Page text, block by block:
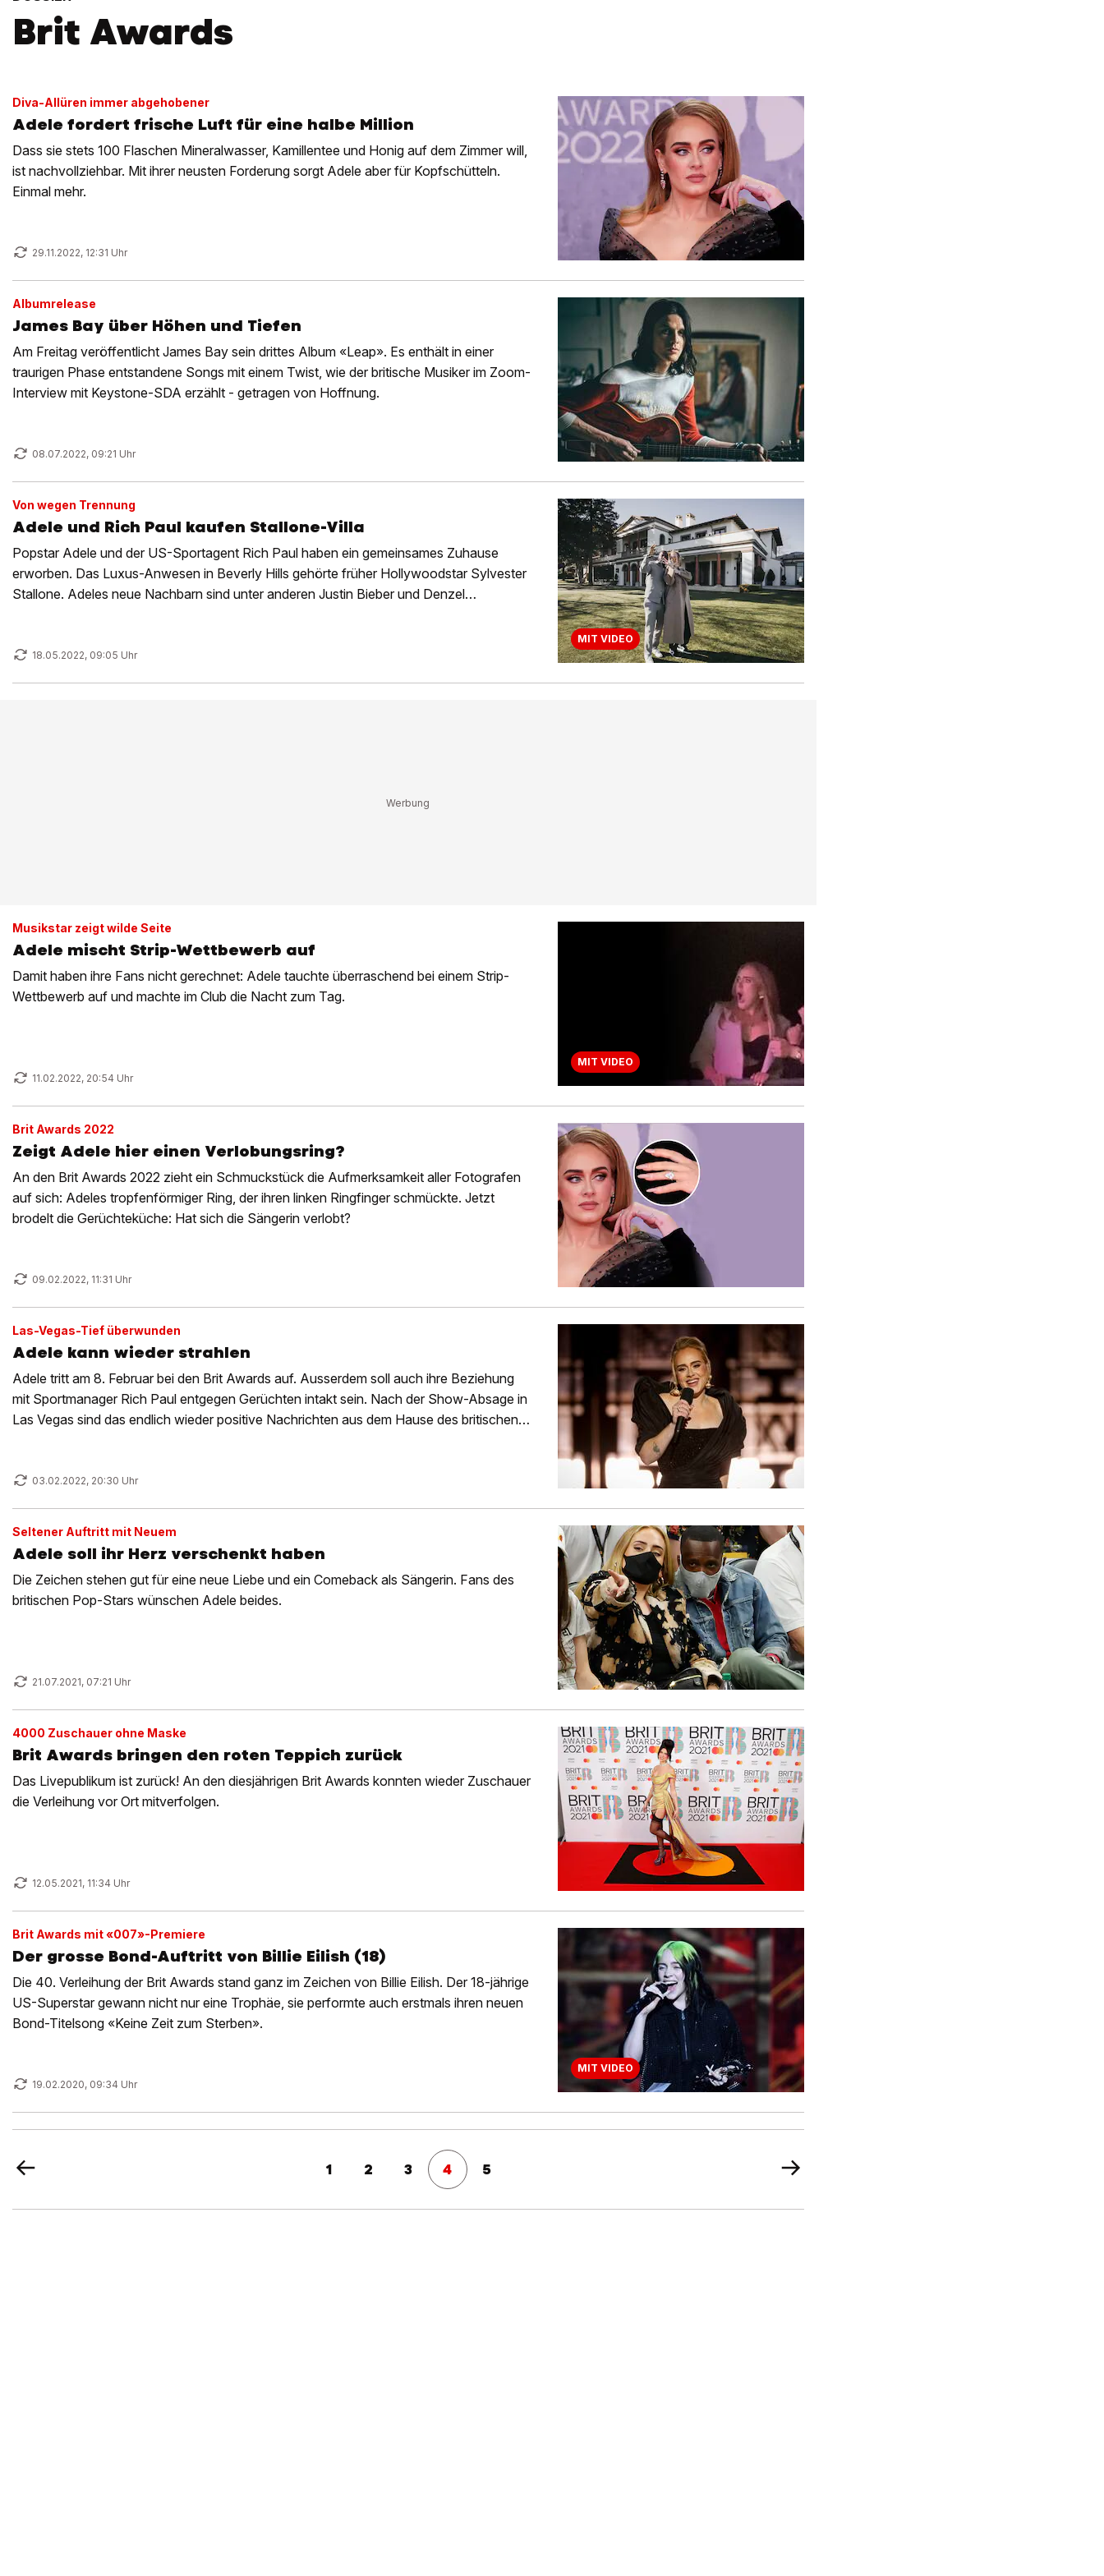
Brit Awards
Diva-Allüren immer abgehobener
Adele fordert frische Luft für eine halbe Million
Dass sie stets 100 Flaschen Mineralwasser, Kamillentee und Honig auf dem Zimmer will,
ist nachvollziehbar. Mit ihrer neusten Forderung sorgt Adele aber für Kopfschütteln.
Einmal mehr.
29.11.2022, 12:31 Uhr
Albumrelease
James Bay über Höhen und Tiefen
Am Freitag veröffentlicht James Bay sein drittes Album «Leap». Es enthält in einer
traurigen Phase entstandene Songs mit einem Twist, wie der britische Musiker im Zoom-
Interview mit Keystone-SDA erzählt - getragen von Hoffnung.
08.07.2022, 09:21 Uhr
Von wegen Trennung
Adele und Rich Paul kaufen Stallone-Villa
Popstar Adele und der US-Sportagent Rich Paul haben ein gemeinsames Zuhause
erworben. Das Luxus-Anwesen in Beverly Hills gehörte früher Hollywoodstar Sylvester
Stallone. Adeles neue Nachbarn sind unter anderen Justin Bieber und Denzel
18.05.2022, 09:05 Uhr
MIT VIDEO
Musikstar zeigt wilde Seite
Adele mischt Strip-Wettbewerb auf
Damit haben ihre Fans nicht gerechnet: Adele tauchte überraschend bei einem Strip-
Wettbewerb auf und machte im Club die Nacht zum Tag.
11.02.2022, 20:54 Uhr
MIT VIDEO
Brit Awards 2022
Zeigt Adele hier einen Verlobungsring?
An den Brit Awards 2022 zieht ein Schmuckstück die Aufmerksamkeit aller Fotografen
auf sich: Adeles tropfenförmiger Ring, der ihren linken Ringfinger schmückte. Jetzt
brodelt die Gerüchteküche: Hat sich die Sängerin verlobt?
09.02.2022, 11:31 Uhr
Las-Vegas-Tief überwunden
Adele kann wieder strahlen
Adele tritt am 8. Februar bei den Brit Awards auf. Ausserdem soll auch ihre Beziehung
mit Sportmanager Rich Paul entgegen Gerüchten intakt sein. Nach der Show-Absage in
Las Vegas sind das endlich wieder positive Nachrichten aus dem Hause des britischen
03.02.2022, 20:30 Uhr
Seltener Auftritt mit Neuem
Adele soll ihr Herz verschenkt haben
Die Zeichen stehen gut für eine neue Liebe und ein Comeback als Sängerin. Fans des
britischen Pop-Stars wünschen Adele beides.
21.07.2021, 07:21 Uhr
4000 Zuschauer ohne Maske
Brit Awards bringen den roten Teppich zurück
Das Livepublikum ist zurück! An den diesjährigen Brit Awards konnten wieder Zuschauer
die Verleihung vor Ort mitverfolgen.
12.05.2021, 11:34 Uhr
Brit Awards mit «007»-Premiere
Der grosse Bond-Auftritt von Billie Eilish (18)
Die 40. Verleihung der Brit Awards stand ganz im Zeichen von Billie Eilish. Der 18-jährige
US-Superstar gewann nicht nur eine Trophäe, sie performte auch erstmals ihren neuen
Bond-Titelsong «Keine Zeit zum Sterben».
19.02.2020, 09:34 Uhr
MIT VIDEO
1 2 3 4 5